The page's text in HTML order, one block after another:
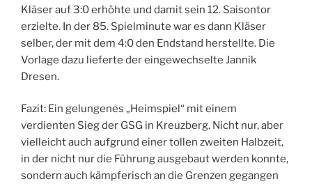
Kläser auf 3:0 erhöhte und damit sein 12. Saisontor
erzielte. In der 85. Spielminute war es dann Kläser
selber, der mit dem 4:0 den Endstand herstellte. Die
Vorlage dazu lieferte der eingewechselte Jannik
Dresen.
Fazit: Ein gelungenes „Heimspiel“ mit einem
verdienten Sieg der GSG in Kreuzberg. Nicht nur, aber
vielleicht auch aufgrund einer tollen zweiten Halbzeit,
in der nicht nur die Führung ausgebaut werden konnte,
sondern auch kämpferisch an die Grenzen gegangen